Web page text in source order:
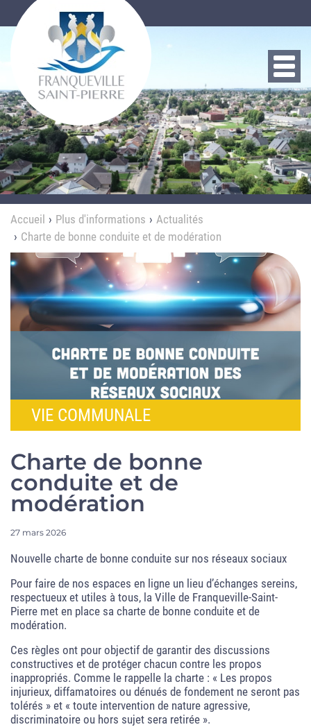
Aller au contenu principal
Accueil Plus d'informations
Actualités
Charte de bonne conduite et de modération
VIE COMMUNALE
Charte de bonne
conduite et de
modération
27 mars 2026
Nouvelle charte de bonne conduite sur nos réseaux sociaux
Pour faire de nos espaces en ligne un lieu d’échanges sereins,
respectueux et utiles à tous, la Ville de Franqueville-Saint-
Pierre met en place sa charte de bonne conduite et de
modération.
Ces règles ont pour objectif de garantir des discussions
constructives et de protéger chacun contre les propos
inappropriés. Comme le rappelle la charte : « Les propos
injurieux, diffamatoires ou dénués de fondement ne seront pas
tolérés » et « toute intervention de nature agressive,
discriminatoire ou hors sujet sera retirée ».